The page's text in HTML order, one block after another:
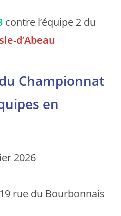
contre l’équipe 2 du
d’Abeau
Championnat
en
2026
rue du Bourbonnais